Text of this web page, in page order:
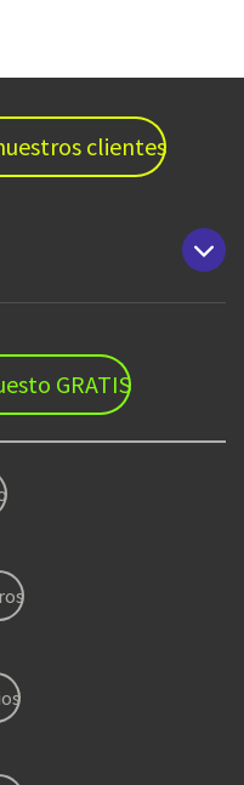
clientes
GRATIS